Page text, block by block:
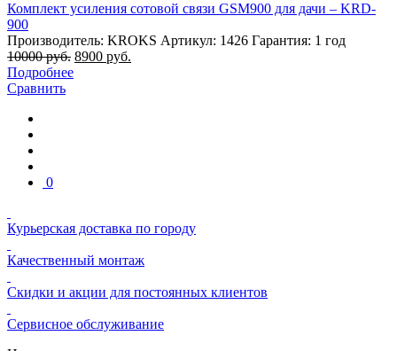
Комплект усиления сотовой связи GSM900 для дачи – KRD-
900
Производитель: KROKS Артикул: 1426 Гарантия: 1 год
10000руб. 8900 руб.
Подробнее
Сравнить
0
Курьерская доставка по городу
Качественный монтаж
Скидки и акции для постоянных клиентов
Сервисное обслуживание